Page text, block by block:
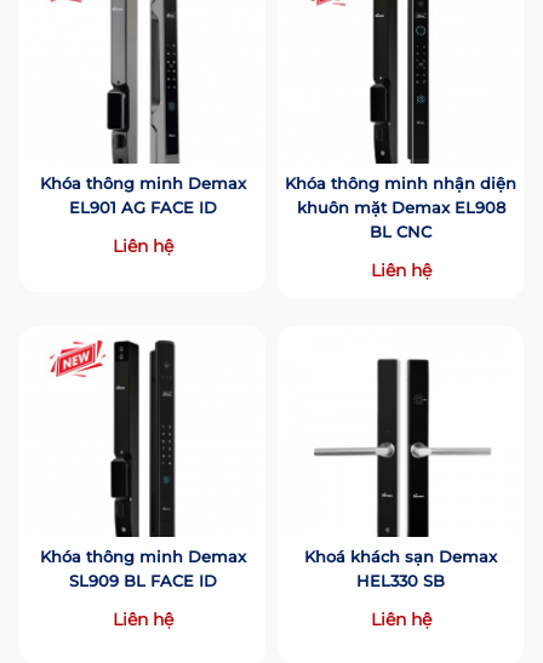
Khóa thông minh Demax
EL901 AG FACE ID
Liên hệ
Khóa thông minh nhận diện
khuôn mặt Demax EL908
BL CNC
Liên hệ
Khóa thông minh Demax
SL909 BL FACE ID
Liên hệ
Khoá khách sạn Demax
HEL330 SB
Liên hệ